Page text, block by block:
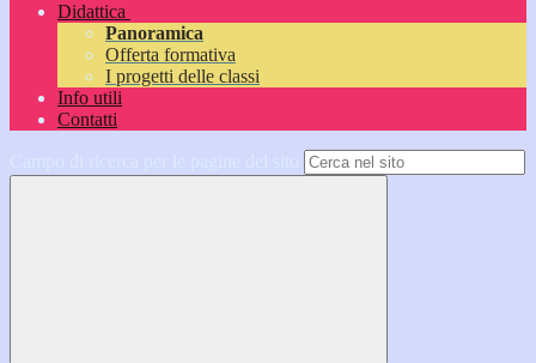
Didattica
Panoramica
Offerta formativa
I progetti delle classi
Info utili
Contatti